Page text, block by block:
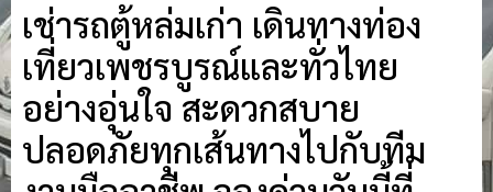
เช่ารถตู้หล่มเก่า เดินทางท่อง
เที่ยวเพชรบูรณ์และทั่วไทย
อย่างอุ่นใจ สะดวกสบาย
ปลอดภัยทุกเส้นทางไปกับทีม